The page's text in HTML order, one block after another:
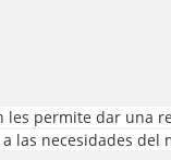
les permite dar una
las necesidades del